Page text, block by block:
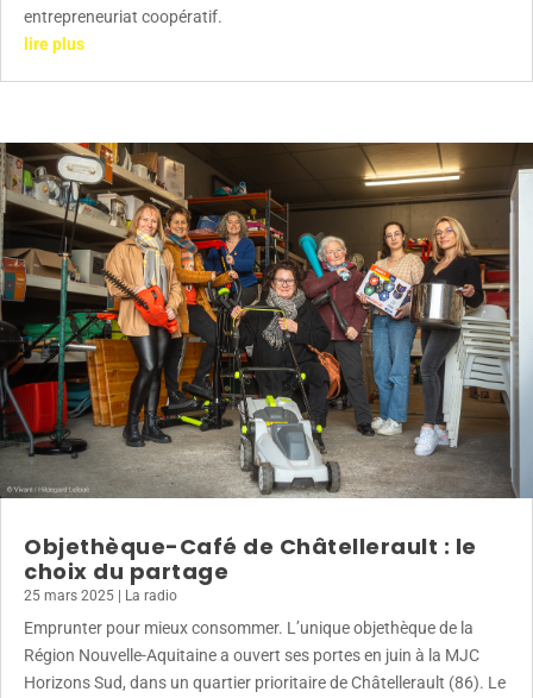
entrepreneuriat coopératif.
lire plus
Objethèque-Café de Châtellerault : le
choix du partage
25 mars 2025 | La radio
Emprunter pour mieux consommer. L’unique objethèque de la
Région Nouvelle-Aquitaine a ouvert ses portes en juin à la MJC
Horizons Sud, dans un quartier prioritaire de Châtellerault (86). Le